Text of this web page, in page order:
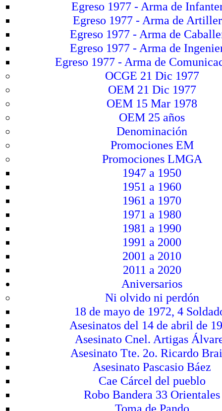
Egreso 1977 - Arma de
Egreso 1977 - Arma de
Egreso 1977 - Arma de
Egreso 1977 - Arma de
Egreso 1977 - Arma de
OCGE 21 Dic 1977
OEM 21 Dic 1977
OEM 15 Mar 1978
OEM 25 años
Denominación
Promociones EM
Promociones LMGA
1947 a 1950
1951 a 1960
1961 a 1970
1971 a 1980
1981 a 1990
1991 a 2000
2001 a 2010
2011 a 2020
Aniversarios
Ni olvido ni perdón
18 de mayo de 1972, 4
Asesinatos del 14 de abril de
Asesinato Cnel. Artigas
Asesinato Tte. 2o. Ricardo
Asesinato Pascasio Báez
Cae Cárcel del pueblo
Robo Bandera 33 Orientales
Toma de Pando